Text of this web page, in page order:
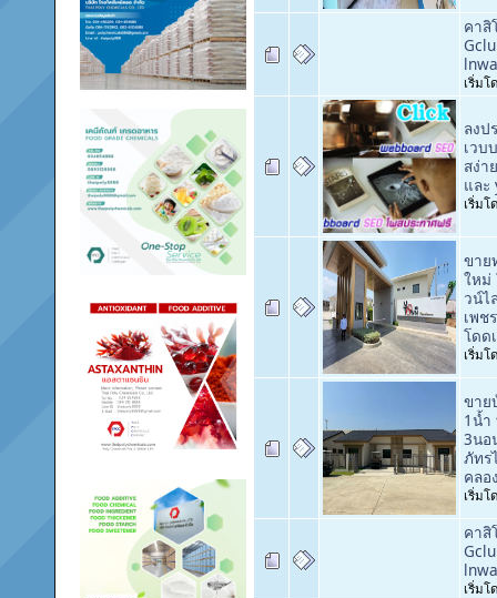
คาสิ
เริ่ม
ลงป
เวบ
สง่า
และ
เริ่ม
ขาย
ใหม่
วน์ไ
เพช
โดด
เริ่ม
ขาย
1น้ำ
3นอ
ภัทร
คลอ
เริ่ม
คาสิ
เริ่ม